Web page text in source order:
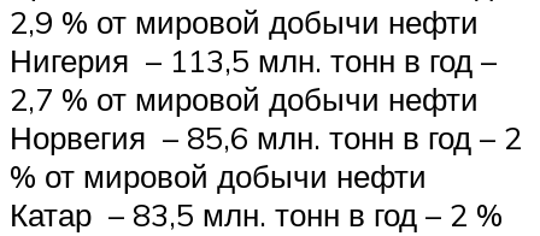
2,9 % от мировой добычи нефти
Нигерия – 113,5 млн. тонн в год –
2,7 % от мировой добычи нефти
Норвегия – 85,6 млн. тонн в год – 2
% от мировой добычи нефти
Катар – 83,5 млн. тонн в год – 2 %